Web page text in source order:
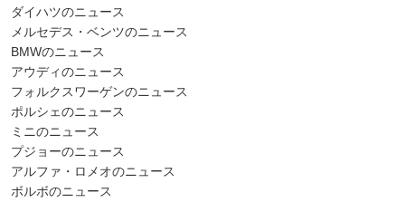
ダイハツのニュース
メルセデス・ベンツのニュース
BMWのニュース
アウディのニュース
フォルクスワーゲンのニュース
ポルシェのニュース
ミニのニュース
プジョーのニュース
アルファ・ロメオのニュース
ボルボのニュース